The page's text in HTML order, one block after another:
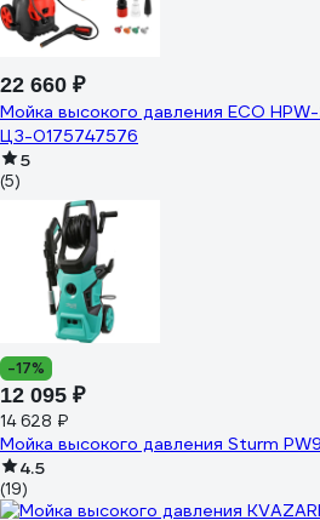
22 660 ₽
Мойка высокого давления ECO
ЦЗ-0175747576
5
(5)
-17%
12 095 ₽
14 628 ₽
Мойка высокого давления Sturm
4.5
(19)